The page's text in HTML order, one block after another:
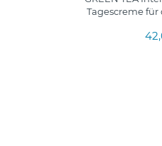
Tagescreme für